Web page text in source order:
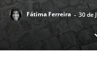
Fátima Ferreira - 30 de